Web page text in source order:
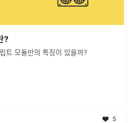
?
트 모듈만의 특징이 있을까?
5